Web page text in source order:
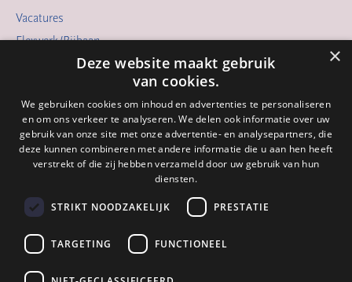
Vacatures
Flexwerk/Bijbaan
Vrijwilligerswerk
De Waalboog
Meelopen
Verhalen
Contact
024 - 322 82 64
info@waalboog.nl
6503 CB Nijmegen
×
Deze website maakt gebruik
van cookies.
We gebruiken cookies om inhoud en advertenties te personaliseren
en om ons verkeer te analyseren. We delen ook informatie over uw
gebruik van onze site met onze advertentie- en analysepartners, die
deze kunnen combineren met andere informatie die u aan hen heeft
verstrekt of die zij hebben verzameld door uw gebruik van hun
diensten.
STRIKT NOODZAKELIJK PRESTATIE
TARGETING FUNCTIONEEL